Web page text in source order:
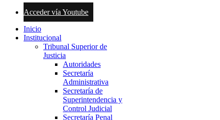
Acceder vía Youtube
Inicio
Institucional
Tribunal Superior de
Justicia
Autoridades
Secretaría
Administrativa
Secretaría de
Superintendencia y
Control Judicial
Secretaría Penal